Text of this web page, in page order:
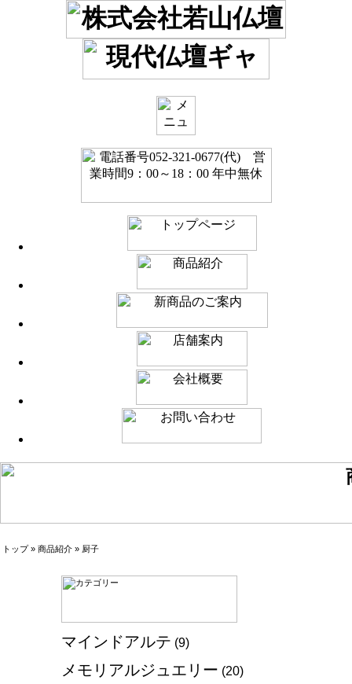
トップ» 商品紹介 » 厨子
マインドアルテ (9)
メモリアルジュエリー (20)